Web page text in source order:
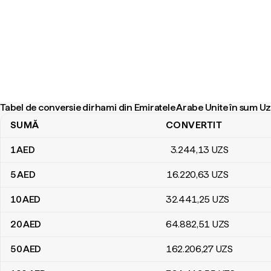
Tabel de conversie dirhami din Emiratele Arabe Unite în sum
Tabel de conversie dirhami din Emiratele Arabe Unite în sum
SUMĂ CONVERTIT
1AED 3.244,13 UZS
5AED 16.220,63 UZS
10AED 32.441,25 UZS
20AED 64.882,51 UZS
50AED 162.206,27 UZS